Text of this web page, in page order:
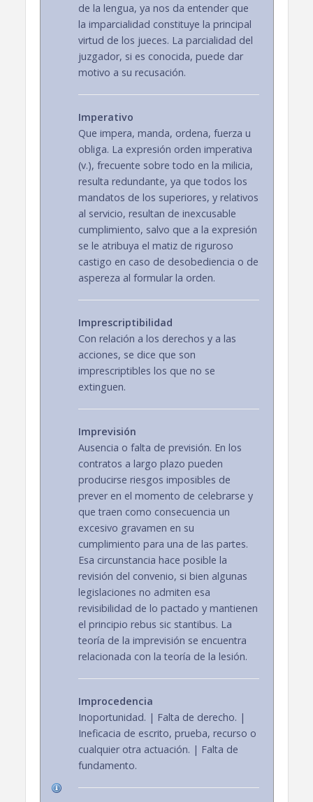
de la lengua, ya nos da entender que
la imparcialidad constituye la principal
virtud de los jueces. La parcialidad del
juzgador, si es conocida, puede dar
motivo a su recusación.
Imperativo
Que impera, manda, ordena, fuerza u
obliga. La expresión orden imperativa
(v.), frecuente sobre todo en la milicia,
resulta redundante, ya que todos los
mandatos de los superiores, y relativos
al servicio, resultan de inexcusable
cumplimiento, salvo que a la expresión
se le atribuya el matiz de riguroso
castigo en caso de desobediencia o de
aspereza al formular la orden.
Imprescriptibilidad
Con relación a los derechos y a las
acciones, se dice que son
imprescriptibles los que no se
extinguen.
Imprevisión
Ausencia o falta de previsión. En los
contratos a largo plazo pueden
producirse riesgos imposibles de
prever en el momento de celebrarse y
que traen como consecuencia un
excesivo gravamen en su
cumplimiento para una de las partes.
Esa circunstancia hace posible la
revisión del convenio, si bien algunas
legislaciones no admiten esa
revisibilidad de lo pactado y mantienen
el principio rebus sic stantibus. La
teoría de la imprevisión se encuentra
relacionada con la teoría de la lesión.
Improcedencia
Inoportunidad. | Falta de derecho. |
Ineficacia de escrito, prueba, recurso o
cualquier otra actuación. | Falta de
fundamento.